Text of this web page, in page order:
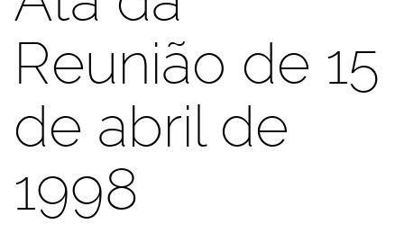
Reunião de 15
de abril de
1998